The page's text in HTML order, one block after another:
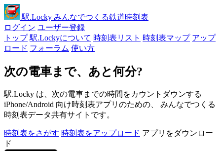
駅.Locky みんなでつくる鉄道時刻表
ログイン ユーザー登録
トップ 駅.Lockyについて 時刻表リスト 時刻表マップ アップ
ロード フォーラム 使い方
次の電車まで、あと何分?
駅.Locky は、次の電車までの時間をカウントダウンする
iPhone/Android 向け時刻表アプリのための、 みんなでつくる
時刻表データ共有サイトです。
時刻表をさがす 時刻表をアップロード アプリをダウンロー
ド